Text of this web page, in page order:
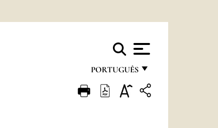
PORTUGUÊS
FRANÇAIS